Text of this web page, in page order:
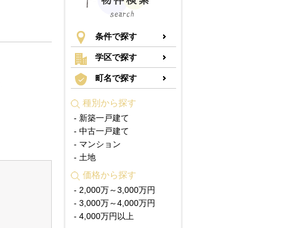
条件で探す
学区で探す
町名で探す
種別から探す
- 新築一戸建て
- 中古一戸建て
- マンション
- 土地
価格から探す
- 2,000万～3,000万円
- 3,000万～4,000万円
- 4,000万円以上